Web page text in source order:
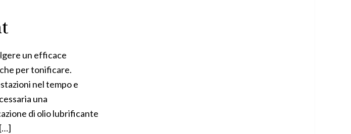
un efficace
per tonificare.
nel tempo e
una
di olio lubrificante